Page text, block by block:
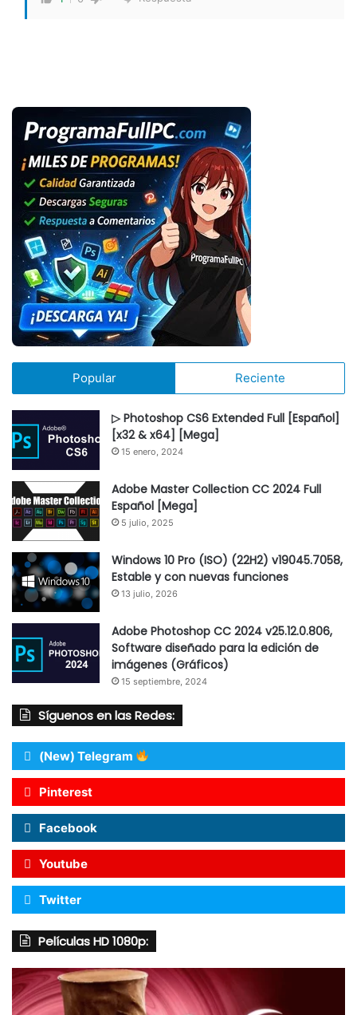
Popular Reciente
▷ Photoshop CS6 Extended Full [Español]
[x32 & x64] [Mega]
15 enero, 2024
Adobe Master Collection CC 2024 Full
Español [Mega]
5 julio, 2025
Windows 10 Pro (ISO) (22H2) v19045.7058,
Estable y con nuevas funciones
13 julio, 2026
Adobe Photoshop CC 2024 v25.12.0.806,
Software diseñado para la edición de
imágenes (Gráficos)
15 septiembre, 2024
Síguenos en las Redes:
(New) Telegram
Pinterest
Facebook
Youtube
Twitter
Películas HD 1080p: